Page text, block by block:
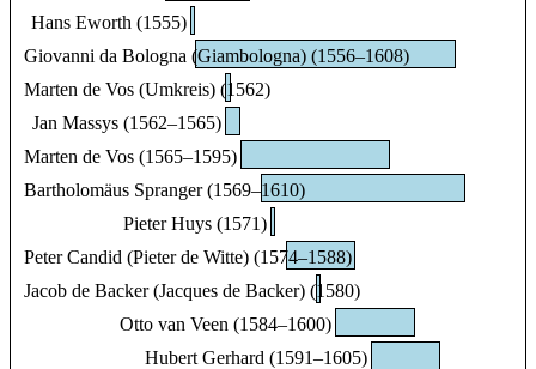
Hans Eworth (1555)
Giovanni da Bologna (Giambologna) (1556–1608)
Marten de Vos (Umkreis) (1562)
Jan Massys (1562–1565)
Marten de Vos (1565–1595)
Bartholomäus Spranger (1569–1610)
Pieter Huys (1571)
Peter Candid (Pieter de Witte) (1574–1588)
Jacob de Backer (Jacques de Backer) (1580)
Otto van Veen (1584–1600)
Hubert Gerhard (1591–1605)